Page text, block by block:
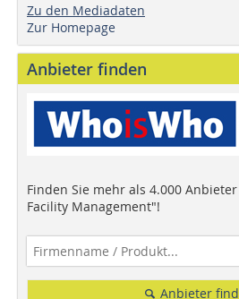
Zu den Mediadaten
Zur Homepage
Anbieter finden
Finden Sie mehr als 4.000
Facility Management"!
Anbieter